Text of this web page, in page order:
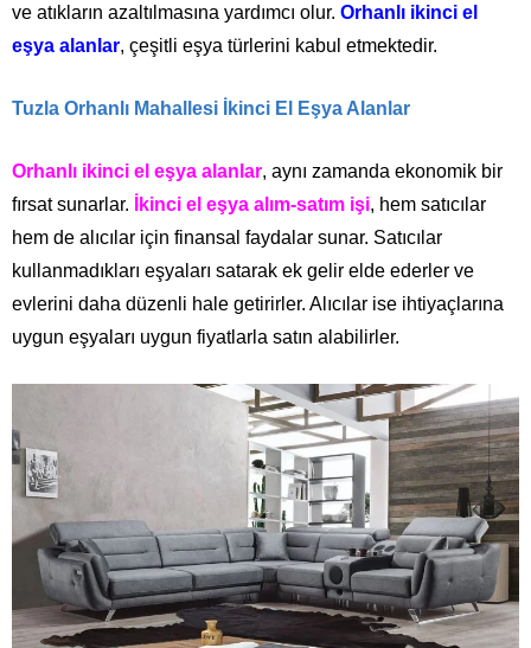
ve atıkların azaltılmasına yardımcı olur. Orhanlı ikinci el
eşya alanlar, çeşitli eşya türlerini kabul etmektedir.
Tuzla Orhanlı Mahallesi İkinci El Eşya Alanlar
Orhanlı ikinci el eşya alanlar, aynı zamanda ekonomik bir
fırsat sunarlar.
İkinci el eşya alım-satım işi, hem satıcılar
hem de alıcılar için finansal faydalar sunar. Satıcılar
kullanmadıkları eşyaları satarak ek gelir elde ederler ve
evlerini daha düzenli hale getirirler. Alıcılar ise ihtiyaçlarına
uygun eşyaları uygun fiyatlarla satın alabilirler.